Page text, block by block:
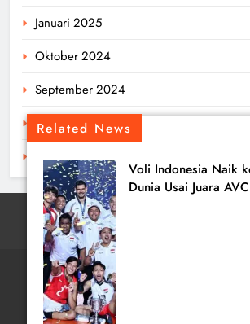
Related News
Voli Indonesia Naik
Dunia Usai Juara
Januari 2025
Oktober 2024
September 2024
Agustus 2024
Juli 2024